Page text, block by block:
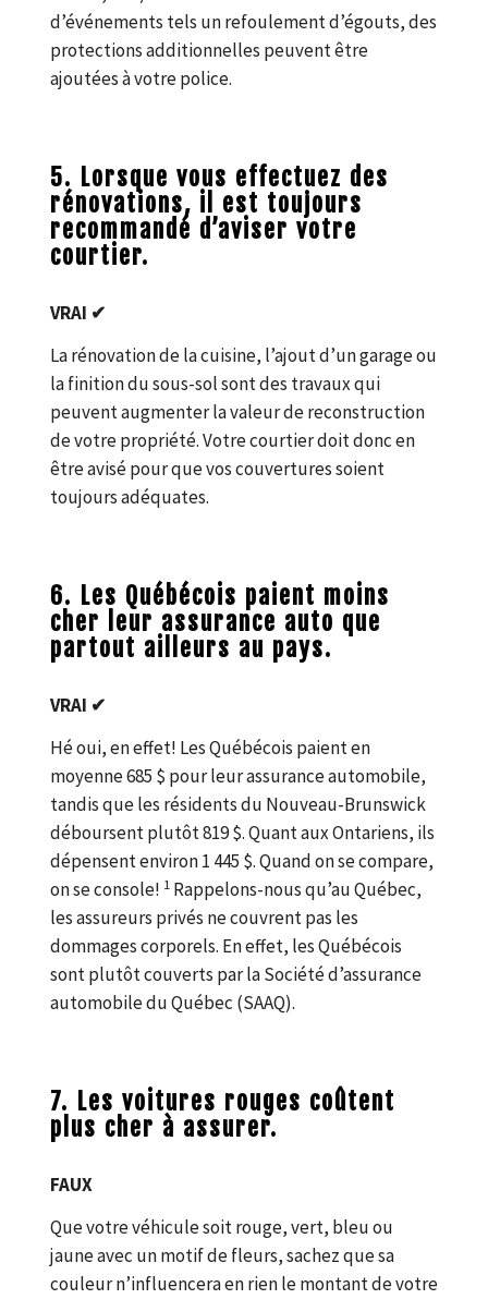
d’événements tels un refoulement d’égouts, des
protections additionnelles peuvent être
ajoutées à votre police.
5. Lorsque vous effectuez des
rénovations, il est toujours
recommandé d’aviser votre
courtier.
VRAI ✔
La rénovation de la cuisine, l’ajout d’un garage ou
la finition du sous-sol sont des travaux qui
peuvent augmenter la valeur de reconstruction
de votre propriété. Votre courtier doit donc en
être avisé pour que vos couvertures soient
toujours adéquates.
6. Les Québécois paient moins
cher leur assurance auto que
partout ailleurs au pays.
VRAI ✔
Hé oui, en effet! Les Québécois paient en
moyenne 685 $ pour leur assurance automobile,
tandis que les résidents du Nouveau-Brunswick
déboursent plutôt 819 $. Quant aux Ontariens, ils
dépensent environ 1 445 $. Quand on se compare,
on se console! 1 Rappelons-nous qu’au Québec,
les assureurs privés ne couvrent pas les
dommages corporels. En effet, les Québécois
sont plutôt couverts par la Société d’assurance
automobile du Québec (SAAQ).
7. Les voitures rouges coûtent
plus cher à assurer.
FAUX
Que votre véhicule soit rouge, vert, bleu ou
jaune avec un motif de fleurs, sachez que sa
couleur n’influencera en rien le montant de votre